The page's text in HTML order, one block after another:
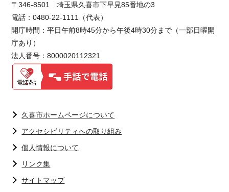
〒346-8501 埼玉県久喜市下早見85番地の3
電話：0480-22-1111（代表）
開庁時間：平日午前8時45分から午後4時30分まで（一部日曜開
庁あり）
法人番号：8000020112321
久喜市ホームページについて
アクセシビリティへの取り組み
個人情報について
リンク集
サイトマップ